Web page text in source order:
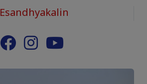
Esandhyakalin